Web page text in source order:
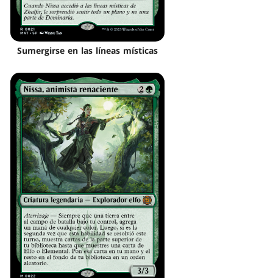
Sumergirse en las líneas místicas